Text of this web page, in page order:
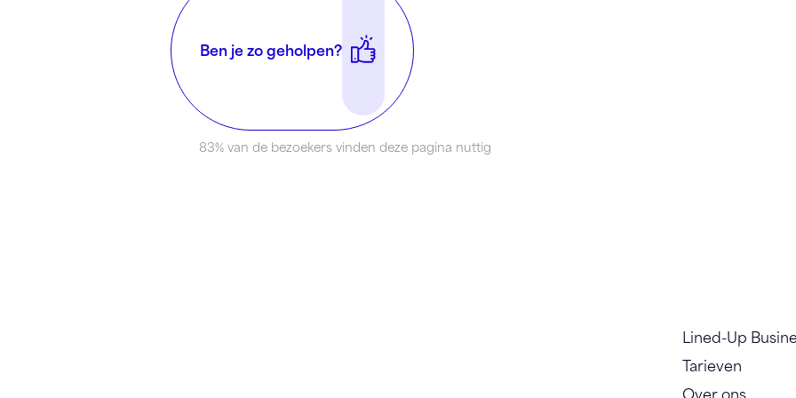
Ben je zo geholpen?
83% van de bezoekers vinden deze pagina nuttig
Lined-Up
Tarieven
Over ons